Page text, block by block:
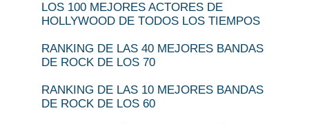
LOS 100 MEJORES ACTORES DE
HOLLYWOOD DE TODOS LOS TIEMPOS
RANKING DE LAS 40 MEJORES BANDAS
DE ROCK DE LOS 70
RANKING DE LAS 10 MEJORES BANDAS
DE ROCK DE LOS 60